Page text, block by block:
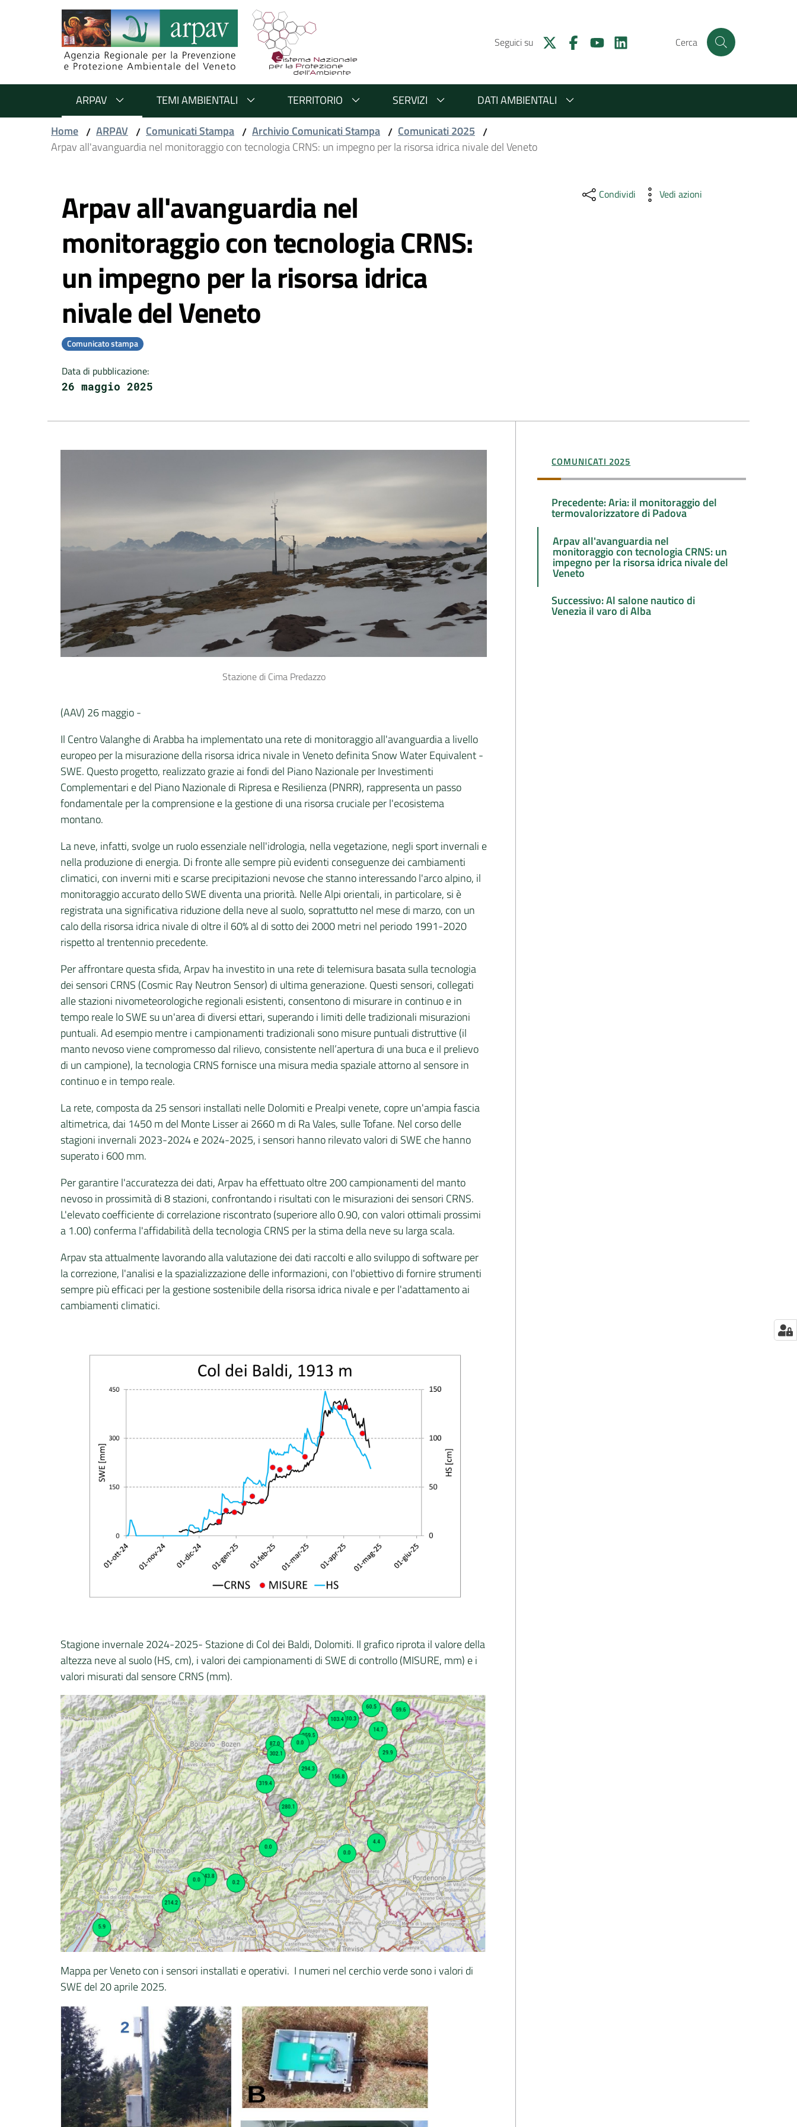
Salta al contenuto
Salta alla navigazione
Salta al footer
Seguici su Cerca
ARPAV TEMI AMBIENTALI TERRITORIO SERVIZI
DATI AMBIENTALI
Home / ARPAV / Comunicati Stampa / Archivio Comunicati Stampa / Comunicati 2025 /
Arpav all'avanguardia nel monitoraggio con tecnologia CRNS: un impegno per la risorsa idrica nivale del Veneto
Arpav all'avanguardia nel
monitoraggio con tecnologia CRNS:
un impegno per la risorsa idrica
nivale del Veneto
Comunicato stampa
Data di pubblicazione:
26 maggio 2025
Condividi Vedi azioni
Stazione di Cima Predazzo
(AAV) 26 maggio -
Il Centro Valanghe di Arabba ha implementato una rete di monitoraggio all'avanguardia a livello
europeo per la misurazione della risorsa idrica nivale in Veneto definita Snow Water Equivalent -
SWE. Questo progetto, realizzato grazie ai fondi del Piano Nazionale per Investimenti
Complementari e del Piano Nazionale di Ripresa e Resilienza (PNRR), rappresenta un passo
fondamentale per la comprensione e la gestione di una risorsa cruciale per l'ecosistema
montano.
La neve, infatti, svolge un ruolo essenziale nell'idrologia, nella vegetazione, negli sport invernali e
nella produzione di energia. Di fronte alle sempre più evidenti conseguenze dei cambiamenti
climatici, con inverni miti e scarse precipitazioni nevose che stanno interessando l'arco alpino, il
monitoraggio accurato dello SWE diventa una priorità. Nelle Alpi orientali, in particolare, si è
registrata una significativa riduzione della neve al suolo, soprattutto nel mese di marzo, con un
calo della risorsa idrica nivale di oltre il 60% al di sotto dei 2000 metri nel periodo 1991-2020
rispetto al trentennio precedente.
Per affrontare questa sfida, Arpav ha investito in una rete di telemisura basata sulla tecnologia
dei sensori CRNS (Cosmic Ray Neutron Sensor) di ultima generazione. Questi sensori, collegati
alle stazioni nivometeorologiche regionali esistenti, consentono di misurare in continuo e in
tempo reale lo SWE su un'area di diversi ettari, superando i limiti delle tradizionali misurazioni
puntuali. Ad esempio mentre i campionamenti tradizionali sono misure puntuali distruttive (il
manto nevoso viene compromesso dal rilievo, consistente nell’apertura di una buca e il prelievo
di un campione), la tecnologia CRNS fornisce una misura media spaziale attorno al sensore in
continuo e in tempo reale.
La rete, composta da 25 sensori installati nelle Dolomiti e Prealpi venete, copre un'ampia fascia
altimetrica, dai 1450 m del Monte Lisser ai 2660 m di Ra Vales, sulle Tofane. Nel corso delle
stagioni invernali 2023-2024 e 2024-2025, i sensori hanno rilevato valori di SWE che hanno
superato i 600 mm.
Per garantire l'accuratezza dei dati, Arpav ha effettuato oltre 200 campionamenti del manto
nevoso in prossimità di 8 stazioni, confrontando i risultati con le misurazioni dei sensori CRNS.
L'elevato coefficiente di correlazione riscontrato (superiore allo 0.90, con valori ottimali prossimi
a 1.00) conferma l'affidabilità della tecnologia CRNS per la stima della neve su larga scala.
Arpav sta attualmente lavorando alla valutazione dei dati raccolti e allo sviluppo di software per
la correzione, l'analisi e la spazializzazione delle informazioni, con l'obiettivo di fornire strumenti
sempre più efficaci per la gestione sostenibile della risorsa idrica nivale e per l'adattamento ai
cambiamenti climatici.
Stagione invernale 2024-2025- Stazione di Col dei Baldi, Dolomiti. Il grafico riprota il valore della
altezza neve al suolo (HS, cm), i valori dei campionamenti di SWE di controllo (MISURE, mm) e i
valori misurati dal sensore CRNS (mm).
Mappa per Veneto con i sensori installati e operativi. I numeri nel cerchio verde sono i valori di
SWE del 20 aprile 2025.
COMUNICATI 2025
Precedente: Aria: il monitoraggio del
termovalorizzatore di Padova
Arpav all'avanguardia nel
monitoraggio con tecnologia CRNS: un
impegno per la risorsa idrica nivale del
Veneto
Successivo: Al salone nautico di
Venezia il varo di Alba